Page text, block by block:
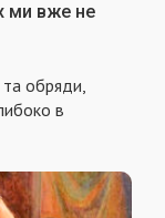
ми вже не
та обряди,
в